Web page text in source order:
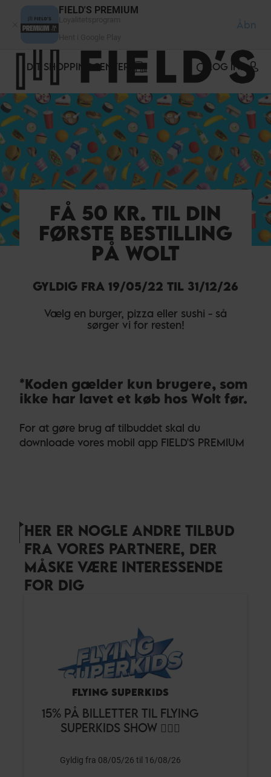
FIELD'S PREMIUM
Åbn
DIT SHOPPINGCENTER LOG IND
FÅ 50 KR. TIL DIN
FØRSTE BESTILLING
PÅ WOLT
GYLDIG FRA 19/05/22 TIL 31/12/26
Vælg en burger, pizza eller sushi - så
sørger vi for resten!
*Koden gælder kun brugere, som
ikke har lavet et køb hos Wolt før.
For at gøre brug af tilbuddet skal du
downloade vores mobil app FIELD'S PREMIUM
HER ER NOGLE ANDRE TILBUD
FRA VORES PARTNERE, DER
MÅSKE VÆRE INTERESSENDE
FOR DIG
FLYING SUPERKIDS
15% PÅ BILLETTER TIL FLYING
SUPERKIDS SHOW 🤸🏼‍♂️
Gyldig fra 08/05/26 til 16/08/26
CCookie-styringspanel